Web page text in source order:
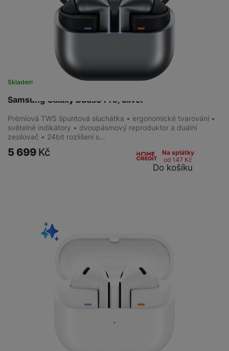
Samsung Galaxy Buds3 Pro, Silver
Skladem na 2 prodejnách
Prémiová TWS špuntová sluchátka • ergonomické tvarování •
světelné indikátory • dvoupásmový reproduktor a duální
zesilovač • 24bit rozlišení s…
5 699 Kč
Na splátky
od 147 Kč
Do košíku